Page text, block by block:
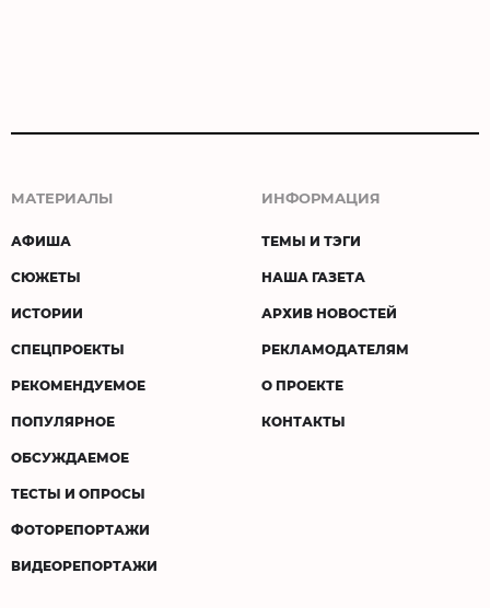
МАТЕРИАЛЫ
АФИША
СЮЖЕТЫ
ИСТОРИИ
СПЕЦПРОЕКТЫ
РЕКОМЕНДУЕМОЕ
ПОПУЛЯРНОЕ
ОБСУЖДАЕМОЕ
ТЕСТЫ И ОПРОСЫ
ФОТОРЕПОРТАЖИ
ВИДЕОРЕПОРТАЖИ
ИНФОРМАЦИЯ
ТЕМЫ И ТЭГИ
НАША ГАЗЕТА
АРХИВ НОВОСТЕЙ
РЕКЛАМОДАТЕЛЯМ
О ПРОЕКТЕ
КОНТАКТЫ